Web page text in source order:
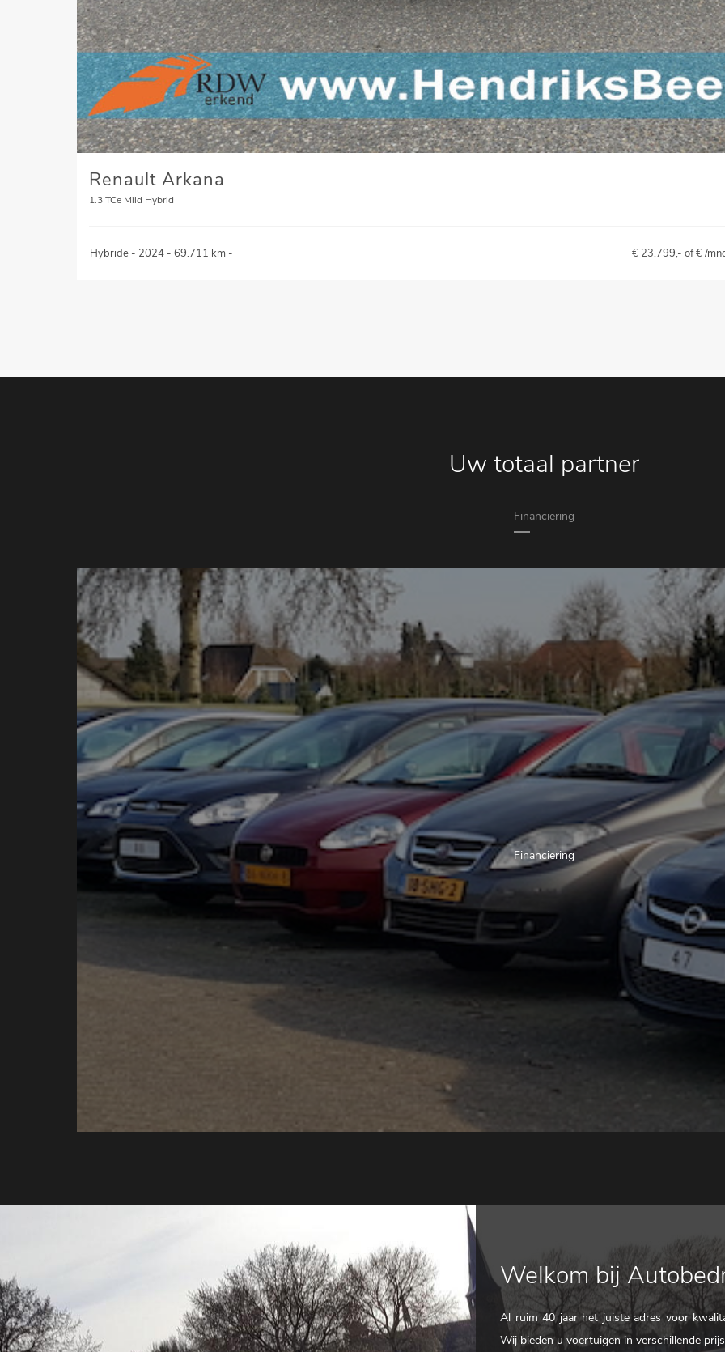
Renault Arkana
1.3 TCe Mild Hybrid
Hybride - 2024 - 69.711 km - € 23.799,- of € /
Uw totaal partner
Financiering
Financiering
Welkom bij
Al ruim 40 jaar het juiste adres voor
Wij bieden u voertuigen in verschillende